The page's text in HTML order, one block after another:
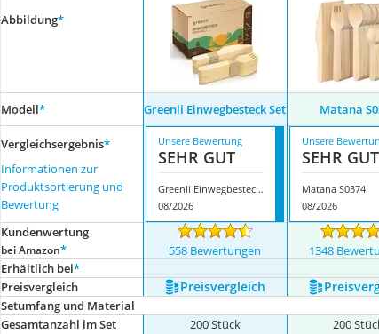
Abbildung*
Modell* Greenli Einwegbesteck Set Matana
Vergleichsergebnis*
Informationen zur
Produktsortierung und
Bewertung
Unsere Bewertung
SEHR GUT
Greenli Einwegbesteck Set
08/2026
Unsere
SEHR GUT
Matana S0374
08/2026
Kundenwertung
bei Amazon* 558 Bewertungen 1348
Erhältlich bei*
Preis­vergleich
Preis­vergleich
Setumfang und Material
Gesamtanzahl im Set
200 Stück 200